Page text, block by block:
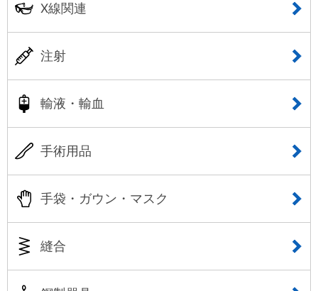
X線関連
注射
輸液・輸血
手術用品
手袋・ガウン・マスク
縫合